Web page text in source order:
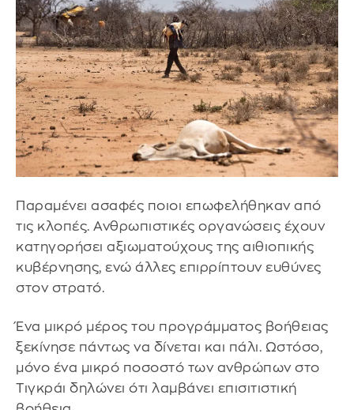
Παραμένει ασαφές ποιοι επωφελήθηκαν από
τις κλοπές. Ανθρωπιστικές οργανώσεις έχουν
κατηγορήσει αξιωματούχους της αιθιοπικής
κυβέρνησης, ενώ άλλες επιρρίπτουν ευθύνες
στον στρατό.
Ένα μικρό μέρος του προγράμματος βοήθειας
ξεκίνησε πάντως να δίνεται και πάλι. Ωστόσο,
μόνο ένα μικρό ποσοστό των ανθρώπων στο
Tιγκράι δηλώνει ότι λαμβάνει επισιτιστική